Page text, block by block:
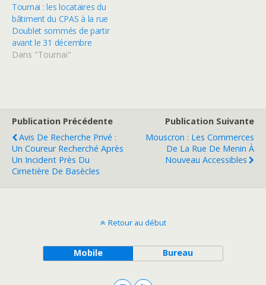
Tournai : les locataires du
bâtiment du CPAS à la rue
Doublet sommés de partir
avant le 31 décembre
Dans "Tournai"
Publication Précédente
Avis De Recherche Privé :
Un Coureur Recherché Après
Un Incident Près Du
Cimetière De Basècles
Publication Suivante
Mouscron : Les Commerces
De La Rue De Menin À
Nouveau Accessibles
Retour au début
Mobile Bureau